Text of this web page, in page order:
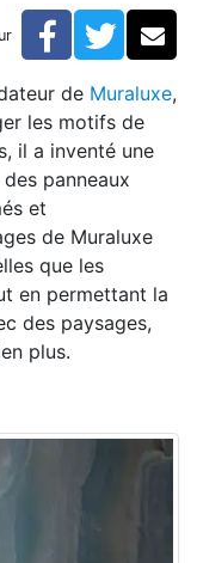
aluminium imprimés
Facebook
de Muraluxe,
les motifs de
il a inventé une
panneaux
et
de Muraluxe
que les
en permettant la
des paysages,
plus.